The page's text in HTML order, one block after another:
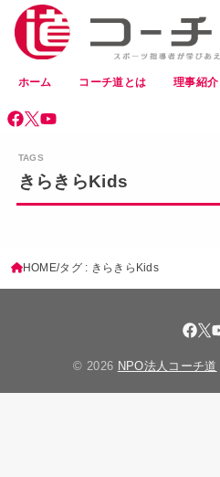
ホーム コーチ道とは 理事紹介
きらきらKids
HOME タグ : きらきらKids
© 2026 NPO法人コーチ道